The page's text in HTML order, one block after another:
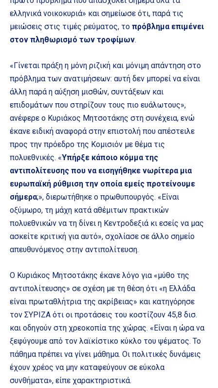
ελληνικά νοικοκυριά» και σημείωσε ότι, παρά τις
μειώσεις στις τιμές ρεύματος, το πρόβλημα επιμένει
στον πληθωρισμό των τροφίμων.
«Γίνεται πράξη η μόνη ριζική και μόνιμη απάντηση στο
πρόβλημα των ανατιμήσεων: αυτή δεν μπορεί να είναι
άλλη παρά η αύξηση μισθών, συντάξεων και
επιδομάτων που στηρίζουν τους πιο ευάλωτους»,
ανέφερε ο Κυριάκος Μητσοτάκης στη συνέχεια, ενώ
έκανε ειδική αναφορά στην επιστολή που απέστειλε
προς την πρόεδρο της Κομισιόν με θέμα τις
πολυεθνικές. «Υπήρξε κάποιο κόμμα της
αντιπολίτευσης που να εισηγήθηκε νωρίτερα μια
ευρωπαϊκή ρύθμιση την οποία εμείς προτείνουμε
σήμερα;», διερωτήθηκε ο πρωθυπουργός. «Είναι
οξύμωρο, τη μάχη κατά αθέμιτων πρακτικών
πολυεθνικών να τη δίνει η Κεντροδεξιά κι εσείς να μας
ασκείτε κριτική για αυτό», σχολίασε σε άλλο σημείο
απευθυνόμενος στην αντιπολίτευση.
Ο Κυριάκος Μητσοτάκης έκανε λόγο για «μύθο της
αντιπολίτευσης» σε σχέση με τη θέση ότι «η Ελλάδα
είναι πρωταθλήτρια της ακρίβειας» και κατηγόρησε
τον ΣΥΡΙΖΑ ότι οι προτάσεις του κοστίζουν 45,8 δισ.
και οδηγούν στη χρεοκοπία της χώρας. «Είναι η ώρα να
ξεφύγουμε από τον λαϊκίστικο κύκλο του ψέματος. Το
πάθημα πρέπει να γίνει μάθημα. Οι πολιτικές δυνάμεις
έχουν χρέος να μην καταφεύγουν σε εύκολα
συνθήματα», είπε χαρακτηριστικά.